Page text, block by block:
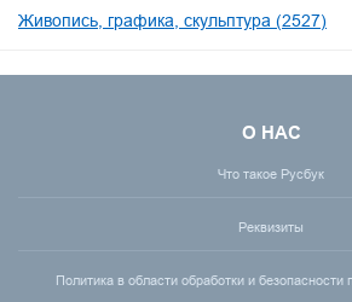
Живопись, графика, скульптура (2527)
О НАС
Что такое Русбук
Реквизиты
Политика в области обработки и